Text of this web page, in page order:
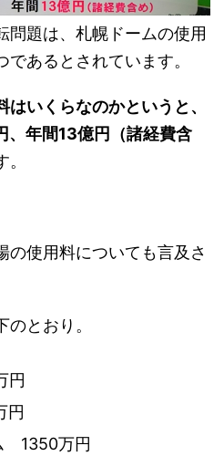
問題は、札幌ドームの使用
あるとされています。
いくらなのかというと、
、年間13億円（諸経費含
の使用料についても言及さ
とおり。
円
円
1350万円